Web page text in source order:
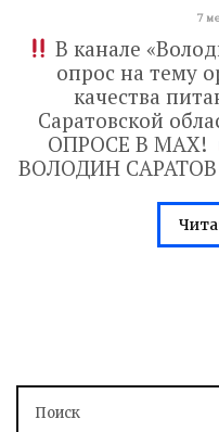
7
В канале
опрос на тему
качества
Саратовской
ОПРОСЕ В МАХ!
ВОЛОДИН САРАТОВ